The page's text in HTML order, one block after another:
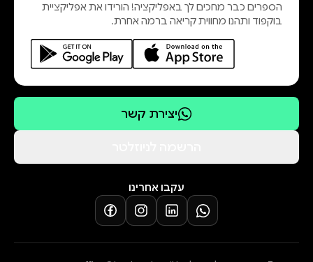
הספרים כבר מחכים לך באפליקציה! הורידו את אפליקציית
בוקפוד ותהנו מחווית קריאה ברמה אחרת.
יצירת קשר
עקבו אחרינו